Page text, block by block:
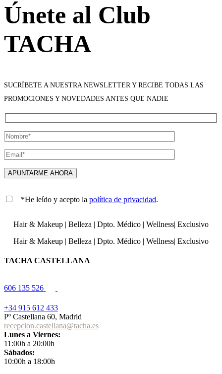
Únete al Club
TACHA
SUCRÍBETE A NUESTRA NEWSLETTER Y RECIBE TODAS LAS
PROMOCIONES Y NOVEDADES ANTES QUE NADIE
*He leído y acepto la política de privacidad.
Hair & Makeup | Belleza | Dpto. Médico | Wellness| Exclusivo
Hair & Makeup | Belleza | Dpto. Médico | Wellness| Exclusivo
TACHA CASTELLANA
606 135 526
+34 915 612 433
Pº Castellana 60, Madrid
recepcion.castellana@tacha.es
Lunes a Viernes:
11:00h a 20:00h
Sábados:
10:00h a 18:00h